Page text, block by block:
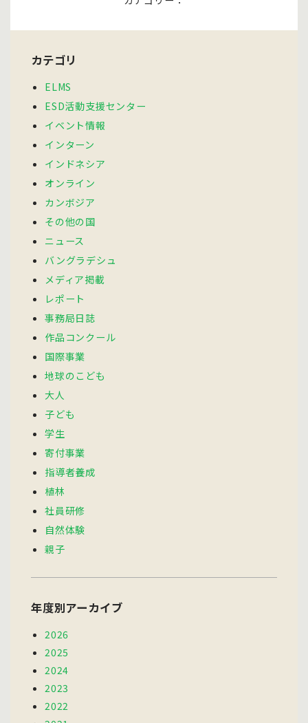
カテゴリ
ELMS
ESD活動支援センター
イベント情報
インターン
インドネシア
オンライン
カンボジア
その他の国
ニュース
バングラデシュ
メディア掲載
レポート
事務局日誌
作品コンクール
国際事業
地球のこども
大人
子ども
学生
寄付事業
指導者養成
植林
社員研修
自然体験
親子
年度別アーカイブ
2026
2025
2024
2023
2022